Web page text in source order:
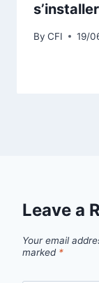
By CFI 19/
Leave a
Your email
marked *